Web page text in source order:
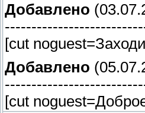
Добавлено
[cut
Добавлено
[cut